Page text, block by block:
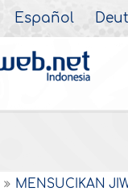
Español
MENSUCIKAN